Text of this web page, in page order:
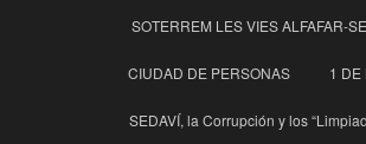
SOTERREM LES VIES ALFAFAR-
CIUDAD DE PERSONAS 1 DE
SEDAVÍ, la Corrupción y los